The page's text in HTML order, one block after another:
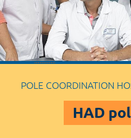
POLE COORDINATION
HAD